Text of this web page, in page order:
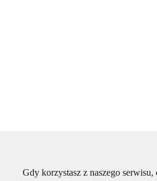
Gdy korzystasz z naszego